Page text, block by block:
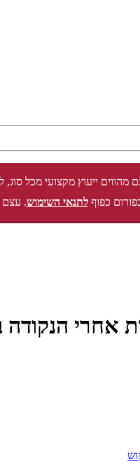
מהווים ייעוץ מקצועי מכל
כפוףלתנאי השימוש. עצם